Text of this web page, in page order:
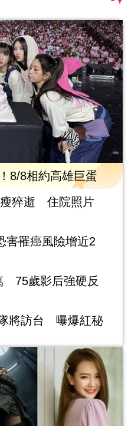
8/8相約高雄巨蛋
瘦猝逝 住院照片
罹癌風險增近2
75歲影后強硬反
隊將訪台 曝爆紅秘